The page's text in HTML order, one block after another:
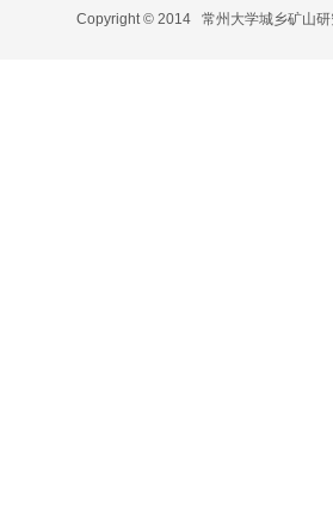
Copyright © 2014 常州大学城乡矿山